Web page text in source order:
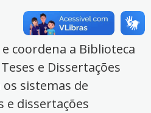
coordena a Biblioteca
e Dissertações
sistemas de
e dissertações